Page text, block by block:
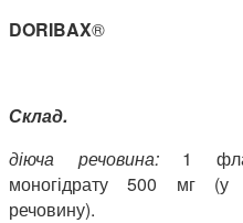
DORIBAX®
Склад.
діюча речовина: 1
моногідрату 500 мг (у
речовину).